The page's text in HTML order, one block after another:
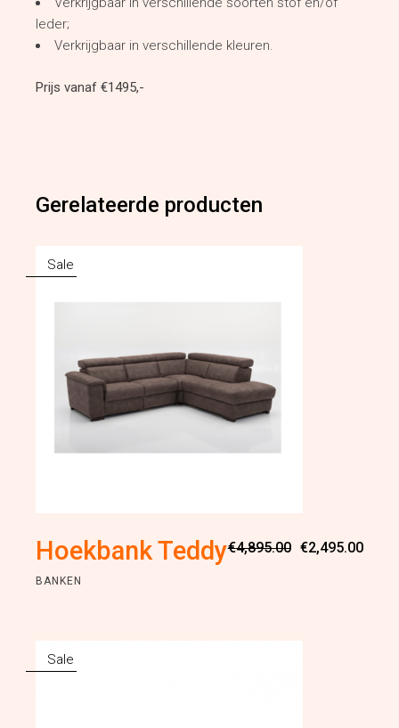
leder;
Verkrijgbaar in verschillende kleuren.
Prijs vanaf €1495,-
Gerelateerde producten
Sale
Hoekbank Teddy€4,895.00
prijs
€2,495.00
prijs
BANKEN
Sale